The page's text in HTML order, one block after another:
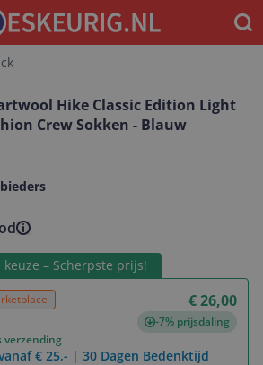
Hike Classic Edition Light
Crew Sokken - Blauw
– Scherpste prijs!
€ 26,00
-7% prijsdaling
verzending
€ 25,- | 30 Dagen Bedenktijd